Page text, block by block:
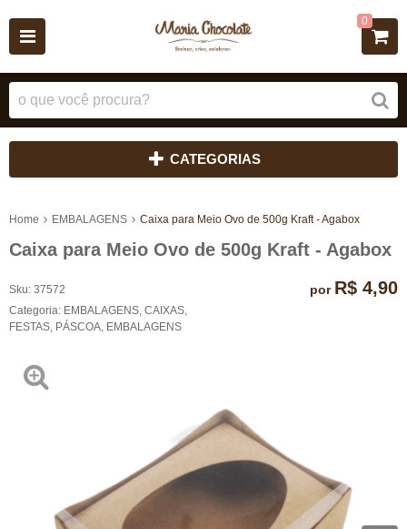
0
CATEGORIAS
Home EMBALAGENS Caixa para Meio Ovo de 500g Kraft - Agabox
Caixa para Meio Ovo de 500g Kraft - Agabox
Sku: 37572
Categoria: EMBALAGENS CAIXAS
FESTAS PÁSCOA EMBALAGENS
por R$ 4,90